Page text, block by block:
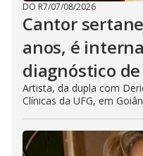
DO R7/07/08/2026
Cantor
anos, é
diagnóstico
Artista, da dupla com
Clínicas da UFG, em